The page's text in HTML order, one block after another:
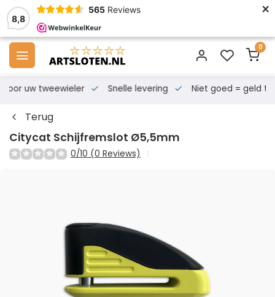
8,8
565 Reviews ×
0
voor uw tweewieler Snelle levering Niet goed = geld
Terug
Citycat Schijfremslot Ø5,5mm
0/10 (0 Reviews)